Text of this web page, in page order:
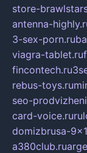
store-
antenna-
3-sex-porn.ru
viagra-tablet.ru
fincontech.ru
rebus-toys.ru
seo-
card-voice.ru
domizbrusa-
a380club.ru